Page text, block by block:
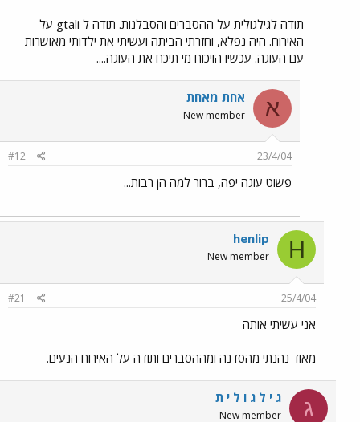
תודה לגילגולית על ההסברים והסבלנות. תודה ל gtali על
האירוח. היה נפלא, וחזרתי הביתה ועשיתי את ילדותי מאושרות
עם העוגה. עכשיו הויכוח מי תיכח את העוגה....
א אחת מאחת
New member
23/4/04
#12
פשוט עוגה יפה, ברור למה הן רבות...
H
henlip
New member
25/4/04
#21
אני עשיתי אותה
מאוד נהנתי מהסדנה ומההסברים ותודה על האירוח הנעים.
ג ג י ל ג ו ל י ת
New member